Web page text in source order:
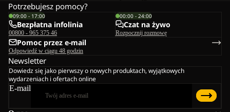
Potrzebujesz pomocy?
09:00 - 17:00
Bezpłatna infolinia
00800 - 965 375 46
00:00 - 24:00
Czat na żywo
Rozpocznij rozmowę
Pomoc przez e-mail
Odpowiedź w ciągu 48 godzin
Newsletter
Dowiedz się jako pierwszy o nowych produktach, wyjątkowych
wydarzeniach i ofertach online
E-mail